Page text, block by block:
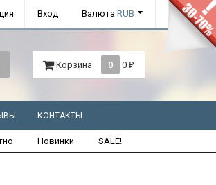
Вход Валюта RUB
Корзина 0 0 ₽
КОНТАКТЫ
Новинки SALE!